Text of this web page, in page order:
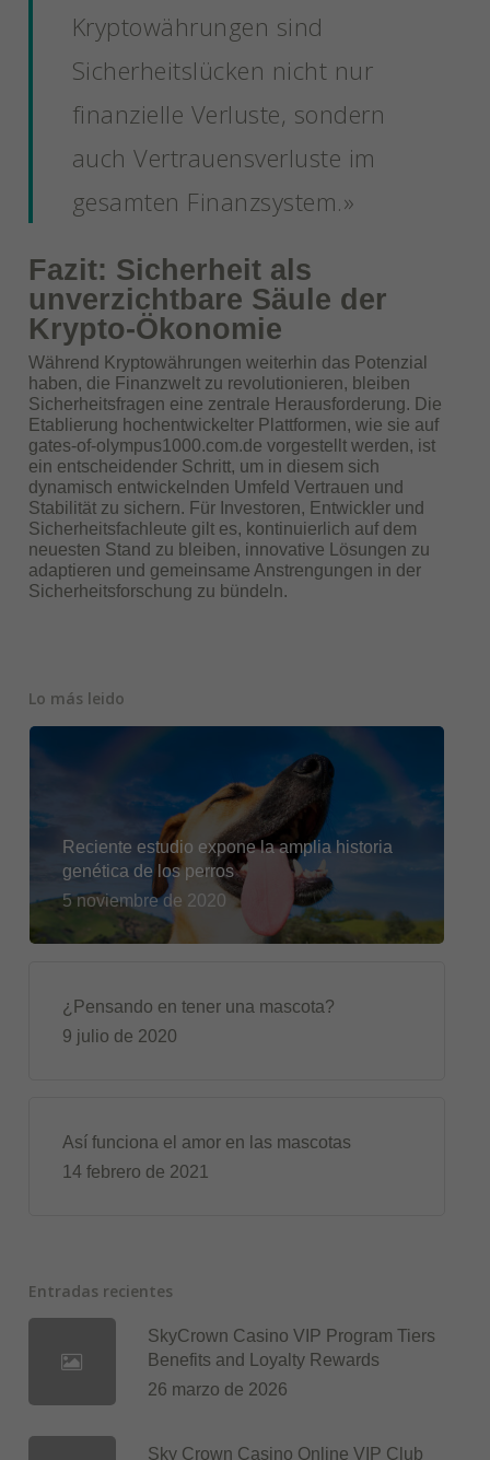
Kryptowährungen sind
Sicherheitslücken nicht nur
finanzielle Verluste, sondern
auch Vertrauensverluste im
gesamten Finanzsystem.»
Fazit: Sicherheit als
unverzichtbare Säule der
Krypto-Ökonomie
Während Kryptowährungen weiterhin das Potenzial
haben, die Finanzwelt zu revolutionieren, bleiben
Sicherheitsfragen eine zentrale Herausforderung. Die
Etablierung hochentwickelter Plattformen, wie sie auf
gates-of-olympus1000.com.de vorgestellt werden, ist
ein entscheidender Schritt, um in diesem sich
dynamisch entwickelnden Umfeld Vertrauen und
Stabilität zu sichern. Für Investoren, Entwickler und
Sicherheitsfachleute gilt es, kontinuierlich auf dem
neuesten Stand zu bleiben, innovative Lösungen zu
adaptieren und gemeinsame Anstrengungen in der
Sicherheitsforschung zu bündeln.
Lo más leido
Reciente estudio expone la amplia historia
genética de los perros
5 noviembre de 2020
¿Pensando en tener una mascota?
9 julio de 2020
Así funciona el amor en las mascotas
14 febrero de 2021
Entradas recientes
SkyCrown Casino VIP Program Tiers
Benefits and Loyalty Rewards
26 marzo de 2026
Sky Crown Casino Online VIP Club